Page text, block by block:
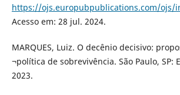
https://ojs.europubpublications.com/ojs/
Acesso em: 28 jul. 2024.
MARQUES, Luiz. O decênio decisivo:
¬política de sobrevivência. São Paulo, SP:
2023.